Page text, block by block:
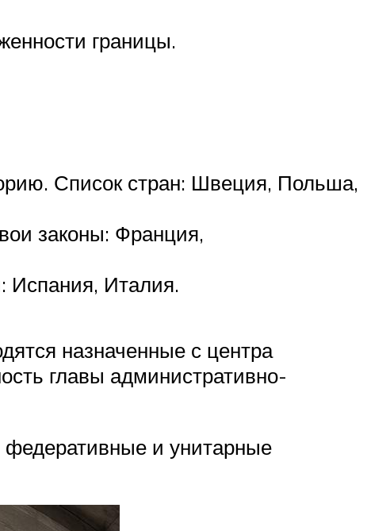
границы.
Список стран: Швеция, Польша,
законы: Франция,
Испания, Италия.
назначенные с центра
главы административно-
и унитарные